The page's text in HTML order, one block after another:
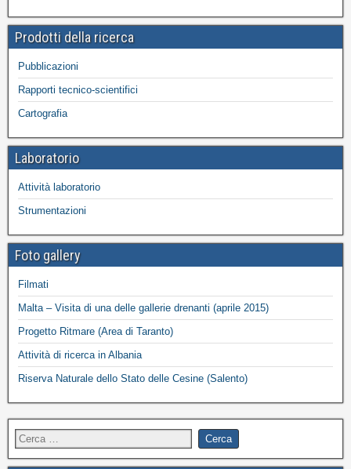
Prodotti della ricerca
Pubblicazioni
Rapporti tecnico-scientifici
Cartografia
Laboratorio
Attività laboratorio
Strumentazioni
Foto gallery
Filmati
Malta – Visita di una delle gallerie drenanti (aprile 2015)
Progetto Ritmare (Area di Taranto)
Attività di ricerca in Albania
Riserva Naturale dello Stato delle Cesine (Salento)